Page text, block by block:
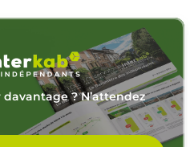
? N’attendez